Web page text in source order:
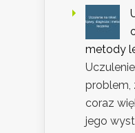
metody
problem,
coraz
jego